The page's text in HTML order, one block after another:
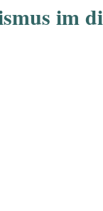
im